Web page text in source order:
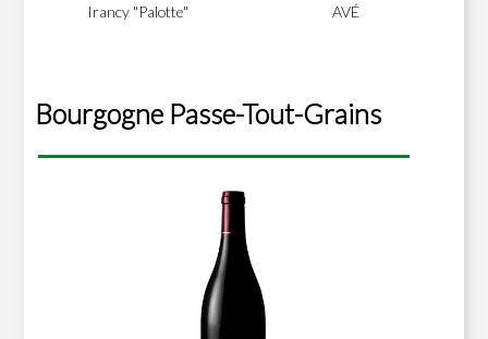
Irancy "Palotte" AVÉ
Bourgogne Passe-Tout-Grains